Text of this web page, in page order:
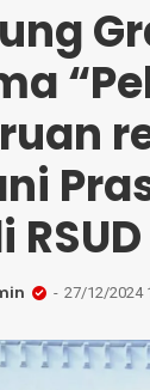
27/12/2024